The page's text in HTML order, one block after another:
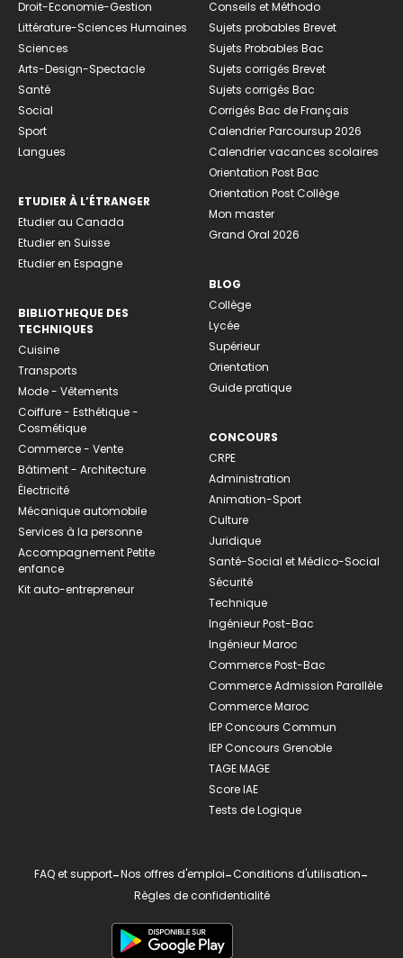
Droit-Economie-Gestion
Littérature-Sciences Humaines
Sciences
Arts-Design-Spectacle
Santé
Social
Sport
Langues
ETUDIER À L’ÉTRANGER
Etudier au Canada
Etudier en Suisse
Etudier en Espagne
BIBLIOTHEQUE DES
TECHNIQUES
Cuisine
Transports
Mode - Vêtements
Coiffure - Esthétique -
Cosmétique
Commerce - Vente
Bâtiment - Architecture
Électricité
Mécanique automobile
Services à la personne
Accompagnement Petite
enfance
Kit auto-entrepreneur
Conseils et Méthodo
Sujets probables Brevet
Sujets Probables Bac
Sujets corrigés Brevet
Sujets corrigés Bac
Corrigés Bac de Français
Calendrier Parcoursup 2026
Calendrier vacances scolaires
Orientation Post Bac
Orientation Post Collège
Mon master
Grand Oral 2026
BLOG
Collège
Lycée
Supérieur
Orientation
Guide pratique
CONCOURS
CRPE
Administration
Animation-Sport
Culture
Juridique
Santé-Social et Médico-Social
Sécurité
Technique
Ingénieur Post-Bac
Ingénieur Maroc
Commerce Post-Bac
Commerce Admission Parallèle
Commerce Maroc
IEP Concours Commun
IEP Concours Grenoble
TAGE MAGE
Score IAE
Tests de Logique
FAQ et support-Nos offres d'emploi-Conditions d'utilisation-
Règles de confidentialité